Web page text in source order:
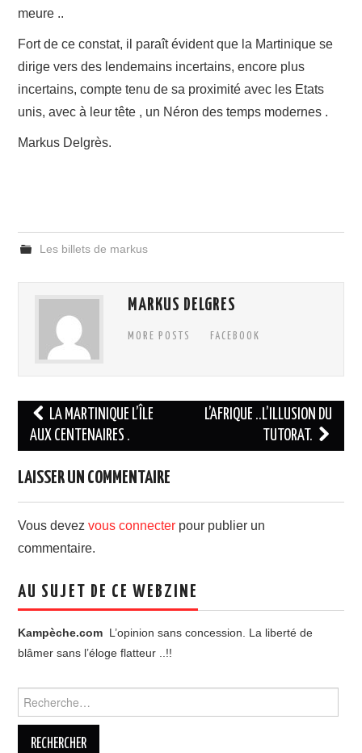
meure ..
Fort de ce constat, il paraît évident que la Martinique se
dirige vers des lendemains incertains, encore plus
incertains, compte tenu de sa proximité avec les Etats
unis, avec à leur tête , un Néron des temps modernes .
Markus Delgrès.
Les billets de markus
MARKUS DELGRES
MORE POSTS FACEBOOK
Navigation
des
LA MARTINIQUE L’ÎLE
AUX CENTENAIRES .
L’AFRIQUE ..L’ILLUSION DU
TUTORAT.
LAISSER UN COMMENTAIRE
Vous devezvous connecter pour publier un
commentaire.
AU SUJET DE CE WEBZINE
Kampèche.com L’opinion sans concession. La liberté de
blâmer sans l’éloge flatteur ..!!